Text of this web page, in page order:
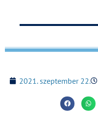
2021. szeptember 22.